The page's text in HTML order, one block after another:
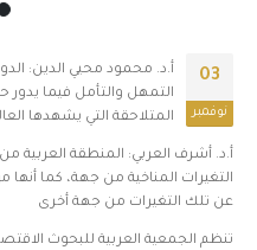
03
نوفمبر
أ.د. محمود محيي الدين:
التمهل والتأمل فيما يدور
المتلاحقة التي يشهدها
أ.د. أشرف العربي: المنطقة العربية
التغيرات المناخية من جهة، كما
عن تلك التغيرات من جهة أخرى
تنظم الجمعية العربية للبحوث